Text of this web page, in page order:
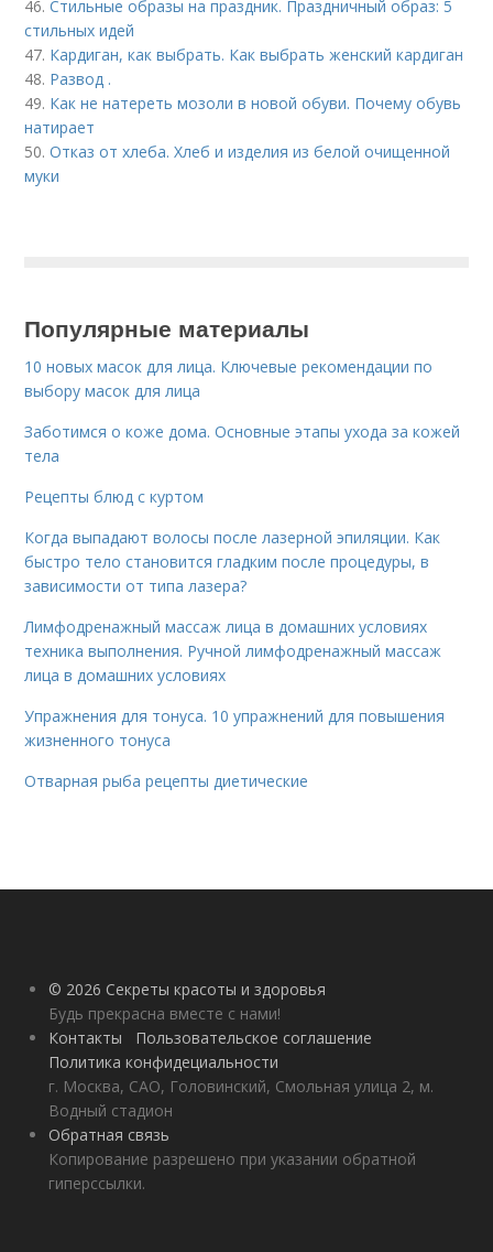
46.Стильные образы на праздник. Праздничный образ: 5
стильных идей
47. Кардиган, как выбрать. Как выбрать женский кардиган
48. Развод .
49. Как не натереть мозоли в новой обуви. Почему обувь
натирает
50.Отказ от хлеба. Хлеб и изделия из белой очищенной
муки
Популярные материалы
10 новых масок для лица. Ключевые рекомендации по
выбору масок для лица
Заботимся о коже дома. Основные этапы ухода за кожей
тела
Рецепты блюд с куртом
Когда выпадают волосы после лазерной эпиляции. Как
быстро тело становится гладким после процедуры, в
зависимости от типа лазера?
Лимфодренажный массаж лица в домашних условиях
техника выполнения. Ручной лимфодренажный массаж
лица в домашних условиях
Упражнения для тонуса. 10 упражнений для повышения
жизненного тонуса
Отварная рыба рецепты диетические
© 2026 Секреты красоты и здоровья
Будь прекрасна вместе с нами!
Контакты
Пользовательское соглашение
Политика конфидециальности
г. Москва, САО, Головинский, Смольная улица 2, м.
Водный стадион
Обратная связь
Копирование разрешено при указании обратной
гиперссылки.